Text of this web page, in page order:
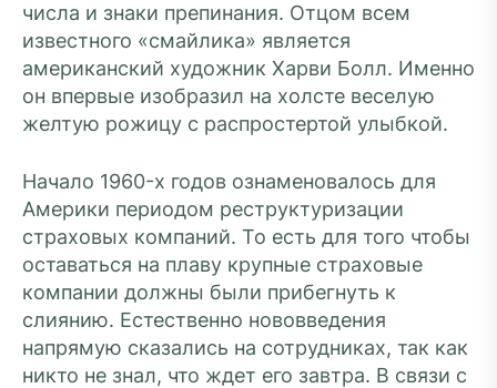
числа и знаки препинания. Отцом всем
известного «смайлика» является
американский художник Харви Болл. Именно
он впервые изобразил на холсте веселую
желтую рожицу с распростертой улыбкой.
Начало 1960-х годов ознаменовалось для
Америки периодом реструктуризации
страховых компаний. То есть для того чтобы
оставаться на плаву крупные страховые
компании должны были прибегнуть к
слиянию. Естественно нововведения
напрямую сказались на сотрудниках, так как
никто не знал, что ждет его завтра. В связи с